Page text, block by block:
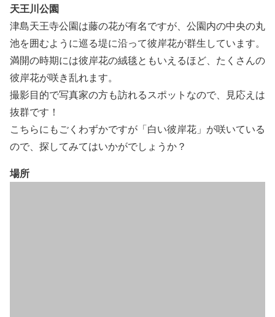
天王川公園
津島天王寺公園は藤の花が有名ですが、公園内の中央の丸
池を囲むように巡る堤に沿って彼岸花が群生しています。
満開の時期には彼岸花の絨毯ともいえるほど、たくさんの
彼岸花が咲き乱れます。
撮影目的で写真家の方も訪れるスポットなので、見応えは
抜群です！
こちらにもごくわずかですが「白い彼岸花」が咲いている
ので、探してみてはいかがでしょうか？
場所